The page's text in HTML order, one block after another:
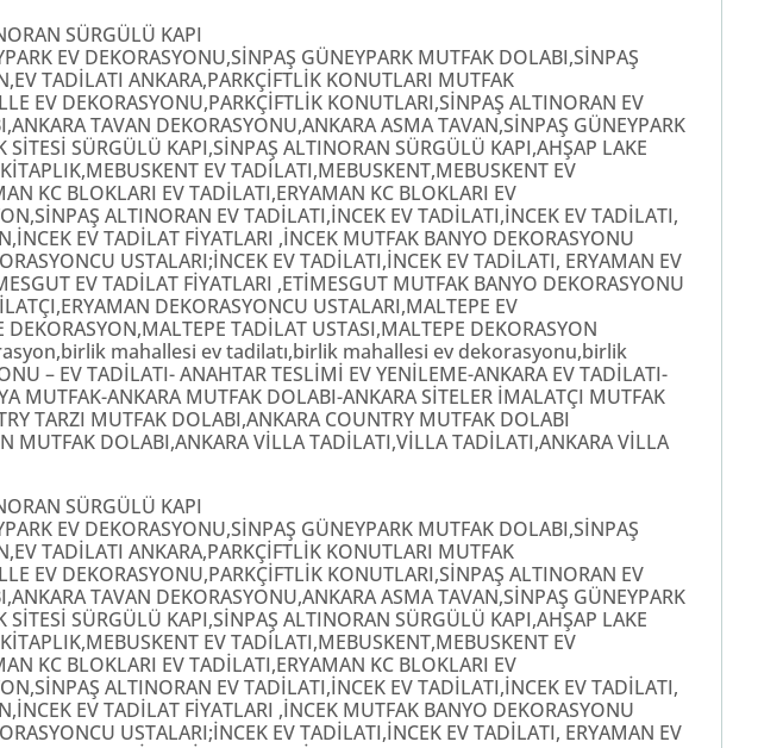
SÜRGÜLÜ KAPI
EV DEKORASYONU,SİNPAŞ GÜNEYPARK MUTFAK DOLABI,SİNPAŞ
TADİLATI ANKARA,PARKÇİFTLİK KONUTLARI MUTFAK
EV DEKORASYONU,PARKÇİFTLİK KONUTLARI,SİNPAŞ ALTINORAN EV
TAVAN DEKORASYONU,ANKARA ASMA TAVAN,SİNPAŞ GÜNEYPARK
SÜRGÜLÜ KAPI,SİNPAŞ ALTINORAN SÜRGÜLÜ KAPI,AHŞAP LAKE
EV TADİLATI,MEBUSKENT,MEBUSKENT EV
KC BLOKLARI EV TADİLATI,ERYAMAN KC BLOKLARI EV
ALTINORAN EV TADİLATI,İNCEK EV TADİLATI,İNCEK EV TADİLATI,
EV TADİLAT FİYATLARI ,İNCEK MUTFAK BANYO DEKORASYONU
USTALARI;İNCEK EV TADİLATI,İNCEK EV TADİLATI, ERYAMAN EV
EV TADİLAT FİYATLARI ,ETİMESGUT MUTFAK BANYO DEKORASYONU
DEKORASYONCU USTALARI,MALTEPE EV
TADİLAT USTASI,MALTEPE DEKORASYON
mahallesi ev tadilatı,birlik mahallesi ev dekorasyonu,birlik
EV TADİLATI- ANAHTAR TESLİMİ EV YENİLEME-ANKARA EV TADİLATI-
MUTFAK-ANKARA MUTFAK DOLABI-ANKARA SİTELER İMALATÇI MUTFAK
TARZI MUTFAK DOLABI,ANKARA COUNTRY MUTFAK DOLABI
DOLABI,ANKARA VİLLA TADİLATI,VİLLA TADİLATI,ANKARA VİLLA
SÜRGÜLÜ KAPI
EV DEKORASYONU,SİNPAŞ GÜNEYPARK MUTFAK DOLABI,SİNPAŞ
TADİLATI ANKARA,PARKÇİFTLİK KONUTLARI MUTFAK
EV DEKORASYONU,PARKÇİFTLİK KONUTLARI,SİNPAŞ ALTINORAN EV
TAVAN DEKORASYONU,ANKARA ASMA TAVAN,SİNPAŞ GÜNEYPARK
SÜRGÜLÜ KAPI,SİNPAŞ ALTINORAN SÜRGÜLÜ KAPI,AHŞAP LAKE
EV TADİLATI,MEBUSKENT,MEBUSKENT EV
KC BLOKLARI EV TADİLATI,ERYAMAN KC BLOKLARI EV
ALTINORAN EV TADİLATI,İNCEK EV TADİLATI,İNCEK EV TADİLATI,
EV TADİLAT FİYATLARI ,İNCEK MUTFAK BANYO DEKORASYONU
USTALARI;İNCEK EV TADİLATI,İNCEK EV TADİLATI, ERYAMAN EV